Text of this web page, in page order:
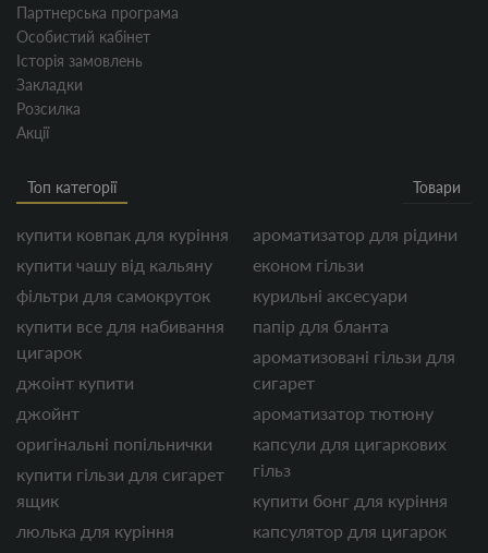
Партнерська програма
Особистий кабінет
Історія замовлень
Закладки
Розсилка
Акції
Топ категорії Товари
купити ковпак для куріння
купити чашу від кальяну
фільтри для самокруток
купити все для набивання
цигарок
джоінт купити
джойнт
оригінальні попільнички
купити гільзи для сигарет
ящик
люлька для куріння
ароматизатор для рідини
економ гільзи
курильні аксесуари
папір для бланта
ароматизовані гільзи для
сигарет
ароматизатор тютюну
капсули для цигаркових
гільз
купити бонг для куріння
капсулятор для цигарок